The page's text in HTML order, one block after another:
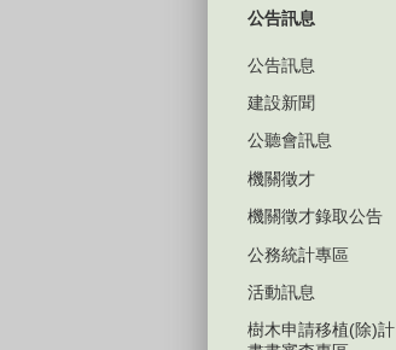
公告訊息
公告訊息
建設新聞
公聽會訊息
機關徵才
機關徵才錄取公告
公務統計專區
活動訊息
樹木申請移植(除)計